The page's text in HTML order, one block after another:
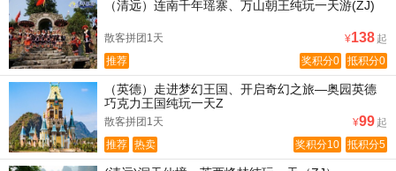
（清远）连南千年瑶寨、万山朝王纯玩一天游(ZJ)
散客拼团1天 ¥138 起
抵积分0
奖积分0
推荐
（英德）走进梦幻王国、开启奇幻之旅—奥园英德
巧克力王国纯玩一天Z
散客拼团1天 ¥99 起
抵积分5
奖积分10
推荐 热卖